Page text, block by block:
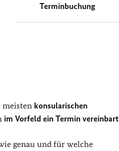
Terminbuchung
konsularischen
im Vorfeld ein Termin
genau und für welche